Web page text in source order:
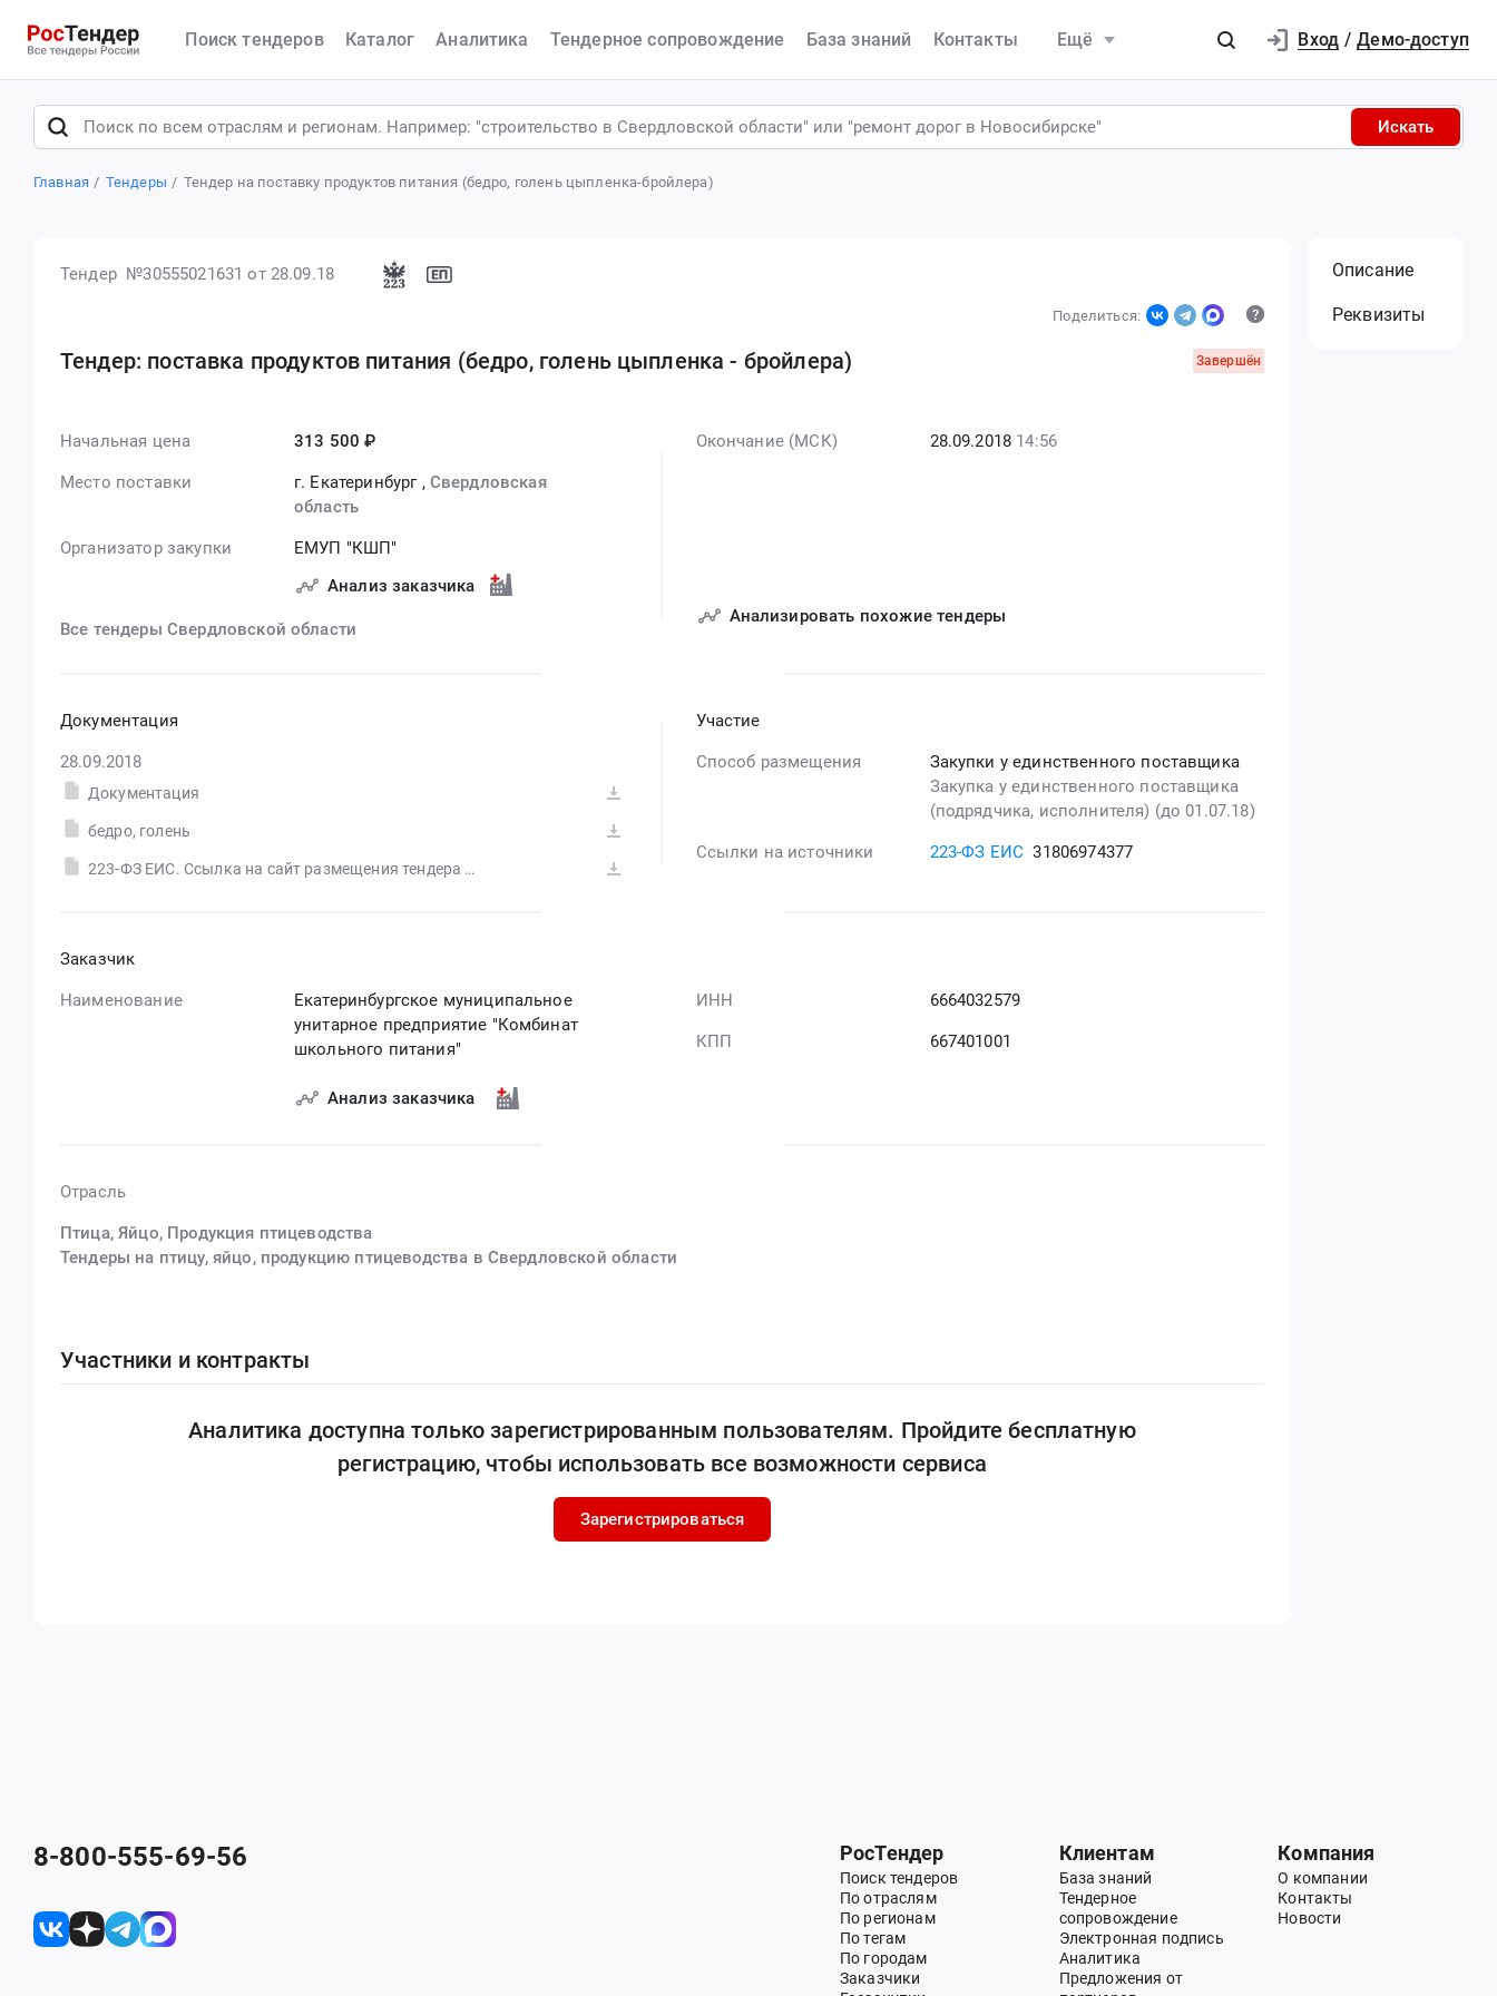
Поиск тендеров Каталог Аналитика Тендерное сопровождение База знаний Контакты Ещё Вход / Демо-доступ
Искать
Главная Тендеры Тендер на поставку продуктов питания (бедро, голень цыпленка-бройлера)
Тендер №30555021631 от 28.09.18
Поделиться:
Тендер: поставка продуктов питания (бедро, голень цыпленка - бройлера) Завершён
Начальная цена 313 500 ₽
Место поставки г. Екатеринбург , Свердловская
область
Организатор закупки
ЕМУП "КШП"
Анализ заказчика
Все тендеры Свердловской области
Окончание (МСК) 28.09.2018 14:56
Анализировать похожие тендеры
Документация
28.09.2018
Документация
бедро, голень
223-ФЗ ЕИС. Ссылка на сайт размещения тендера #30555021631.doc
Участие
Способ размещения
Закупки у единственного поставщика
Закупка у единственного поставщика
(подрядчика, исполнителя) (до 01.07.18)
Ссылки на источники 223-ФЗ ЕИС 31806974377
Заказчик
Наименование
Екатеринбургское муниципальное
унитарное предприятие "Комбинат
школьного питания"
Анализ заказчика
ИНН 6664032579
КПП 667401001
Отрасль
Птица, Яйцо, Продукция птицеводства
Тендеры на птицу, яйцо, продукцию птицеводства в Свердловской области
Участники и контракты
Аналитика доступна только зарегистрированным пользователям. Пройдите бесплатную
регистрацию, чтобы использовать все возможности сервиса
Зарегистрироваться
Описание
Реквизиты
8-800-555-69-56 РосТендер
Поиск тендеров
По отраслям
По регионам
По тегам
По городам
Заказчики
Клиентам
База знаний
Тендерное
сопровождение
Электронная подпись
Аналитика
Предложения от
Компания
О компании
Контакты
Новости